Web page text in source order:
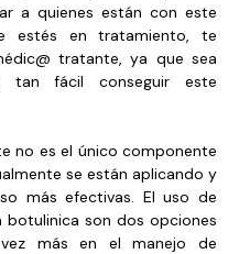
a quienes están con este
estés en tratamiento, te
tratante, ya que sea
fácil conseguir este
no es el único componente
se están aplicando y
más efectivas. El uso de
botulinica son dos opciones
más en el manejo de